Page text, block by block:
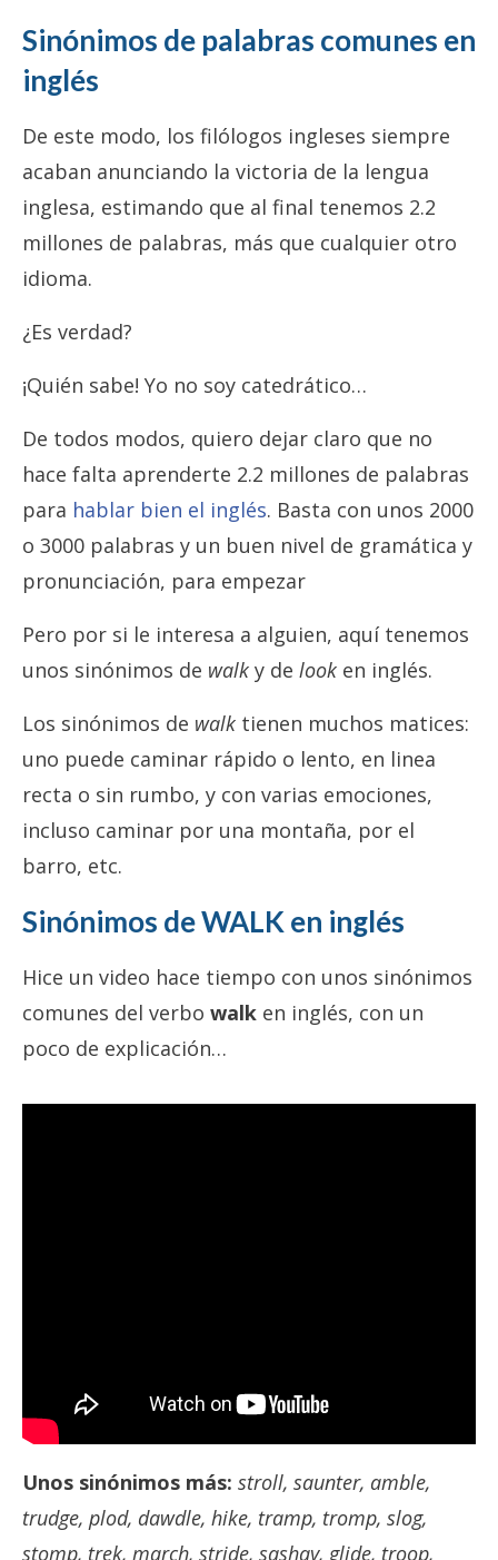
Sinónimos de palabras comunes en
inglés
De este modo, los filólogos ingleses siempre
acaban anunciando la victoria de la lengua
inglesa, estimando que al final tenemos 2.2
millones de palabras, más que cualquier otro
idioma.
¿Es verdad?
¡Quién sabe! Yo no soy catedrático…
De todos modos, quiero dejar claro que no
hace falta aprenderte 2.2 millones de palabras
para hablar bien el inglés. Basta con unos 2000
o 3000 palabras y un buen nivel de gramática y
pronunciación, para empezar
Pero por si le interesa a alguien, aquí tenemos
unos sinónimos de walk y de look en inglés.
Los sinónimos de walk tienen muchos matices:
uno puede caminar rápido o lento, en linea
recta o sin rumbo, y con varias emociones,
incluso caminar por una montaña, por el
barro, etc.
Sinónimos de WALK en inglés
Hice un video hace tiempo con unos sinónimos
comunes del verbo walk en inglés, con un
poco de explicación…
Unos sinónimos más: stroll, saunter, amble,
trudge, plod, dawdle, hike, tramp, tromp, slog,
stomp, trek, march, stride, sashay, glide, troop,